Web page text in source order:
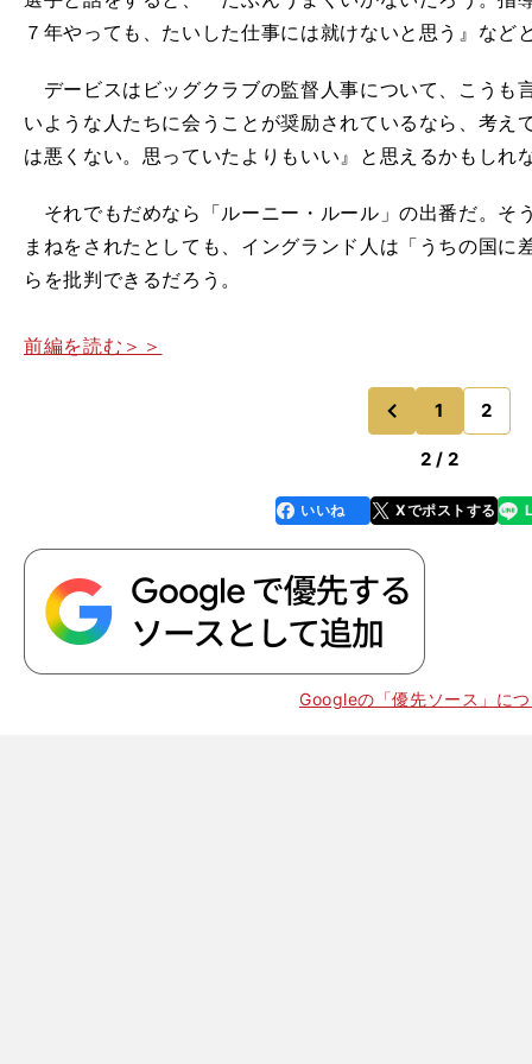
７年やっても、たいした仕事には就けないと思う』など
デービスはビッグクラブの監督人事について、こうも
いような人たちに会うことが奨励されているなら、考え
は悪くない。思っていたよりもいい』と思えるかもしれ
それでもだめなら「ルーニー・ルール」の出番だ。そ
まねをされたとしても、イングランド人は「うちの国に
らを批判できるだろう。
前編を読む＞＞
前
1 2
2 / 2
faceboo
k
いいね Xでポストする
line
Googleの「優先ソース」に